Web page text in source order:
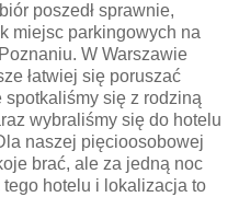
poszedł sprawnie,
miejsc parkingowych na
W Warszawie
łatwiej się poruszać
się z rodziną
wybraliśmy się do hotelu
naszej pięcioosobowej
brać, ale za jedną noc
hotelu i lokalizacja to